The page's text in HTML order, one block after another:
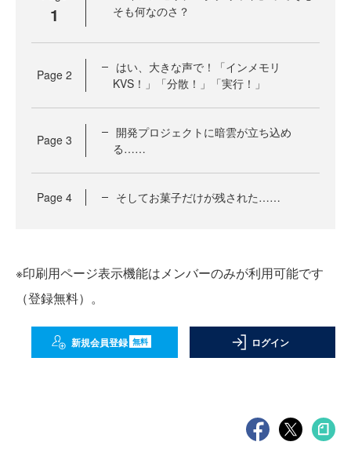
1
そも何なのさ？
Page 2
はい、大きな声で！「インメモリ
KVS！」「分散！」「実行！」
Page 3
開発プロジェクトに暗雲が立ち込め
る……
Page 4 そしてお菓子だけが残された……
※印刷用ページ表示機能はメンバーのみが利用可能です
（登録無料）。
新規会員登録 無料 ログイン